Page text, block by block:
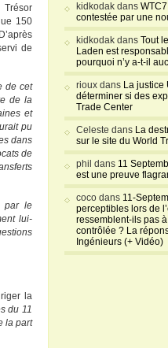
Trésor
150
de
de cet
de la
et
pu
dans
de
par le
lui-
la
du 11
la part
kidkodak dans
contestée par une
kidkodak dans Tout
Laden est
pourquoi n’y a-t-il
rioux dans La justice
déterminer si des
Trade Center
Celeste dans La
sur le site du World
phil dans 11
est une preuve
coco dans 11-
perceptibles lors de
ressemblent-ils pas
contrôlée ? La
Ingénieurs (+ Vidéo)